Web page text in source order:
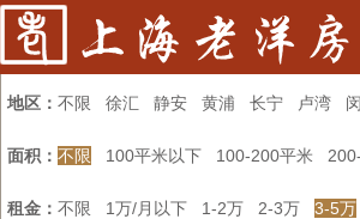
地区： 不限 徐汇 静安 黄浦 长宁 卢湾
面积： 不限 100平米以下 100-200平米
租金： 不限 1万/月以下 1-2万 2-3万 3-5万